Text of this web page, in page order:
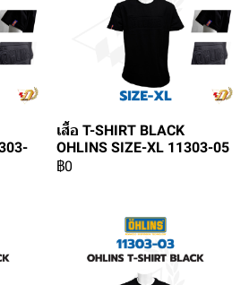
เสื้อ T-SHIRT BLACK
OHLINS SIZE-XL 11303-05
฿0